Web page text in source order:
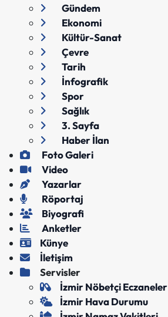
Gündem
Ekonomi
Kültür-Sanat
Çevre
Tarih
İnfografik
Spor
Sağlık
3. Sayfa
Haber İlan
Foto Galeri
Video
Yazarlar
Röportaj
Biyografi
Anketler
Künye
İletişim
Servisler
İzmir Nöbetçi Eczaneler
İzmir Hava Durumu